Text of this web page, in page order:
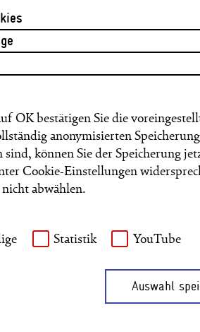
Globalen Süden dabei, sich dem
oder resilienten Städten.
2023/storys/fuer-
Durch
kommen mit
zusammen, um sich über die
2023/storys/internationale-
Chancen nutzen:
und Gendermanagements der GIZ
werden.
OK bestätigen Sie die
anonymisierten
sind, können Sie der Speicherung
Cookie-Einstellungen
abwählen.
Statistik YouTube
Auswahl